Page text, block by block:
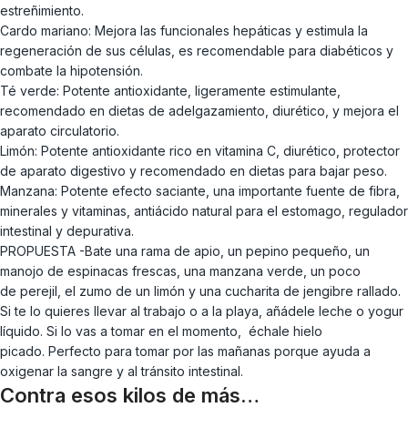
estreñimiento.
Cardo mariano: Mejora las funcionales hepáticas y estimula la
regeneración de sus células, es recomendable para diabéticos y
combate la hipotensión.
Té verde: Potente antioxidante, ligeramente estimulante,
recomendado en dietas de adelgazamiento, diurético, y mejora el
aparato circulatorio.
Limón: Potente antioxidante rico en vitamina C, diurético, protector
de aparato digestivo y recomendado en dietas para bajar peso.
Manzana: Potente efecto saciante, una importante fuente de fibra,
minerales y vitaminas, antiácido natural para el estomago, regulador
intestinal y depurativa.
PROPUESTA -Bate una rama de apio, un pepino pequeño, un
manojo de espinacas frescas, una manzana verde, un poco
de perejil, el zumo de un limón y una cucharita de jengibre rallado.
Si te lo quieres llevar al trabajo o a la playa, añádele leche o yogur
líquido. Si lo vas a tomar en el momento, échale hielo
picado. Perfecto para tomar por las mañanas porque ayuda a
oxigenar la sangre y al tránsito intestinal.
Contra esos kilos de más…